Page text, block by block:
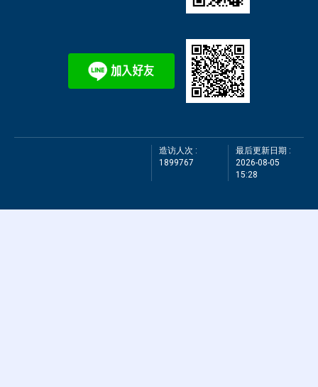
造访人次 :
1899767
最后更新日期 :
2026-08-05
15:28